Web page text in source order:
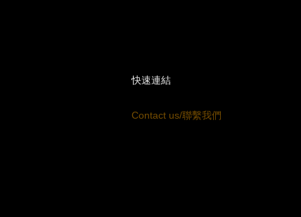
快速連結
Contact us/聯繫我們